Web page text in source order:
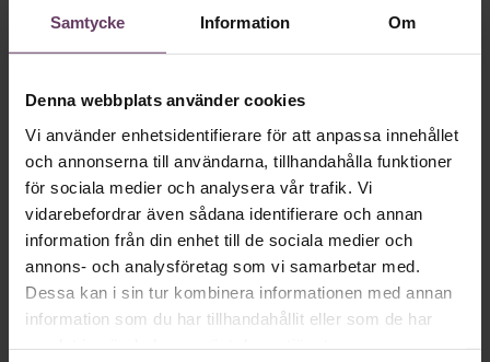
Samtycke Information Om
Denna webbplats använder cookies
Vi använder enhetsidentifierare för att anpassa innehållet
och annonserna till användarna, tillhandahålla funktioner
för sociala medier och analysera vår trafik. Vi
vidarebefordrar även sådana identifierare och annan
information från din enhet till de sociala medier och
annons- och analysföretag som vi samarbetar med.
Dessa kan i sin tur kombinera informationen med annan
information som du har tillhandahållit eller som de har
flexibla ekonomiplattformen. Allt finns samlat och
automatiserat med smarta funktioner – från bokföring till
saker. Det vill säga att starta, driva och utveckla din
företagsdröm utan krånglig administration.
LÄS MER
Skriv som en vd med en